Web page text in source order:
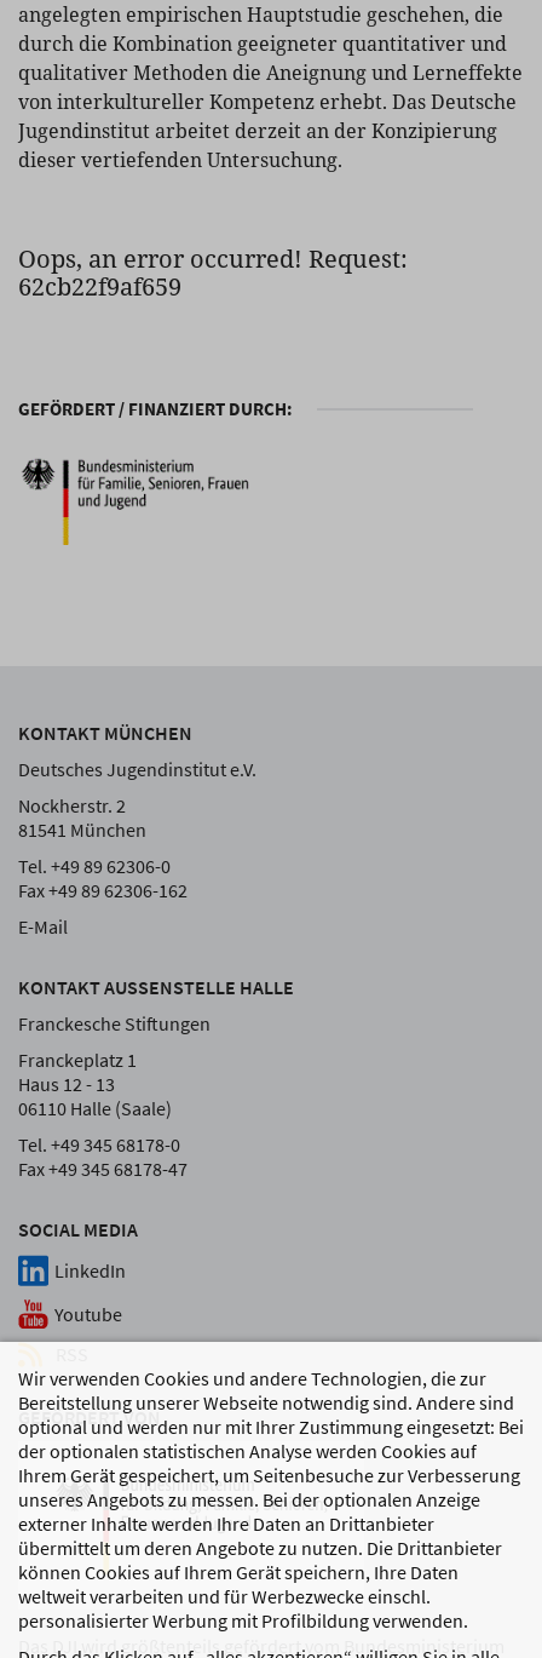
Wir verwenden Cookies und andere Technologien, die zur
Bereitstellung unserer Webseite notwendig sind. Andere sind
optional und werden nur mit Ihrer Zustimmung eingesetzt: Bei
der optionalen statistischen Analyse werden Cookies auf
Ihrem Gerät gespeichert, um Seitenbesuche zur Verbesserung
unseres Angebots zu messen. Bei der optionalen Anzeige
externer Inhalte werden Ihre Daten an Drittanbieter
übermittelt um deren Angebote zu nutzen. Die Drittanbieter
können Cookies auf Ihrem Gerät speichern, Ihre Daten
weltweit verarbeiten und für Werbezwecke einschl.
personalisierter Werbung mit Profilbildung verwenden.
angelegten empirischen Hauptstudie geschehen, die
durch die Kombination geeigneter quantitativer und
qualitativer Methoden die Aneignung und Lerneffekte
von interkultureller Kompetenz erhebt. Das Deutsche
Jugendinstitut arbeitet derzeit an der Konzipierung
dieser vertiefenden Untersuchung.
Oops, an error occurred! Request:
62cb22f9af659
GEFÖRDERT / FINANZIERT DURCH:
SOCIAL MEDIA
LinkedIn
Youtube
KONTAKT MÜNCHEN
Deutsches Jugendinstitut e.V.
Nockherstr. 2
81541 München
Tel. +49 89 62306-0
Fax +49 89 62306-162
E-Mail
KONTAKT AUSSENSTELLE HALLE
Franckesche Stiftungen
Franckeplatz 1
Haus 12 - 13
06110 Halle (Saale)
Tel. +49 345 68178-0
Fax +49 345 68178-47
GEFÖRDERT VON
Das DJI wird größtenteils gefördert vom Bundesministerium